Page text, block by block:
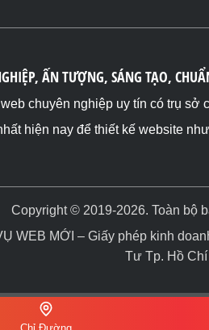
ẤN TƯỢNG, SÁNG TẠO,
chuyên nghiệp uy tín có trụ
hiện nay để thiết kế website
Copyright © 2019-2026. Toàn bộ
WEB MỚI – Giấy phép kinh
Tư Tp. Hồ Chí